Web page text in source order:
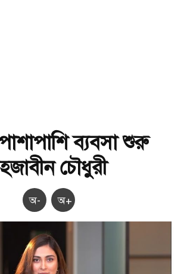
ব্যবসা শুরু
চৌধুরী
অ- অ+